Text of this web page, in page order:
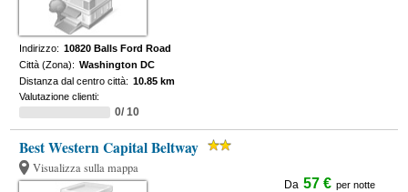
Indirizzo: 10820 Balls Ford Road
Città (Zona): Washington DC
Distanza dal centro città: 10.85 km
Valutazione clienti:
0/ 10
Best Western Capital Beltway
Visualizza sulla mappa
Da 57 € per notte